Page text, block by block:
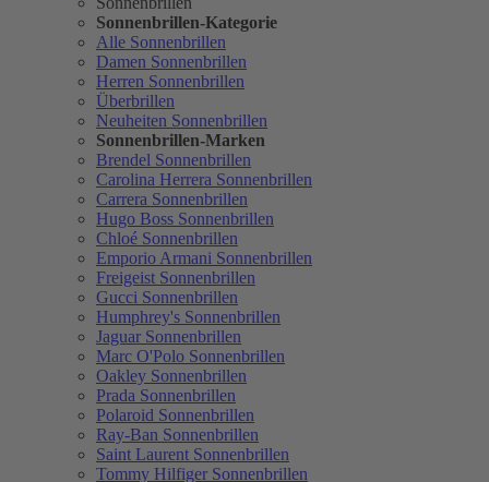
Sonnenbrillen-Kategorie
Alle Sonnenbrillen
Damen Sonnenbrillen
Herren Sonnenbrillen
Überbrillen
Neuheiten Sonnenbrillen
Sonnenbrillen-Marken
Brendel Sonnenbrillen
Carolina Herrera Sonnenbrillen
Carrera Sonnenbrillen
Hugo Boss Sonnenbrillen
Chloé Sonnenbrillen
Emporio Armani Sonnenbrillen
Freigeist Sonnenbrillen
Gucci Sonnenbrillen
Humphrey's Sonnenbrillen
Jaguar Sonnenbrillen
Marc O'Polo Sonnenbrillen
Oakley Sonnenbrillen
Prada Sonnenbrillen
Polaroid Sonnenbrillen
Ray-Ban Sonnenbrillen
Saint Laurent Sonnenbrillen
Tommy Hilfiger Sonnenbrillen